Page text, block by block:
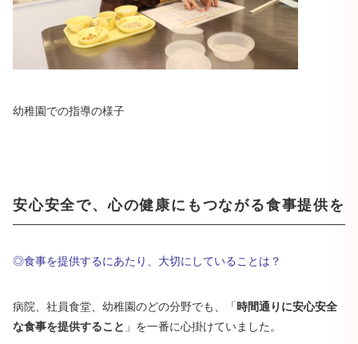
幼稚園での指導の様子
安心安全で、心の健康にもつながる食事提供を
◎食事を提供するにあたり、大切にしていることは？
病院、社員食堂、幼稚園のどの分野でも、「時間通りに安心安全
な食事を提供すること 」を一番に心掛けていました。